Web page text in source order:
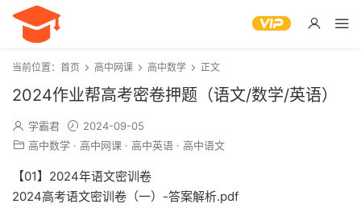
当前位置： 首页 高中网课 高中数学 正文
2024作业帮高考密卷押题（语文/数学/英语）
学霸君
2024-09-05
高中数学 · 高中网课 · 高中英语 · 高中语文
【01】2024年语文密训卷
2024高考语文密训卷（一）-答案解析.pdf